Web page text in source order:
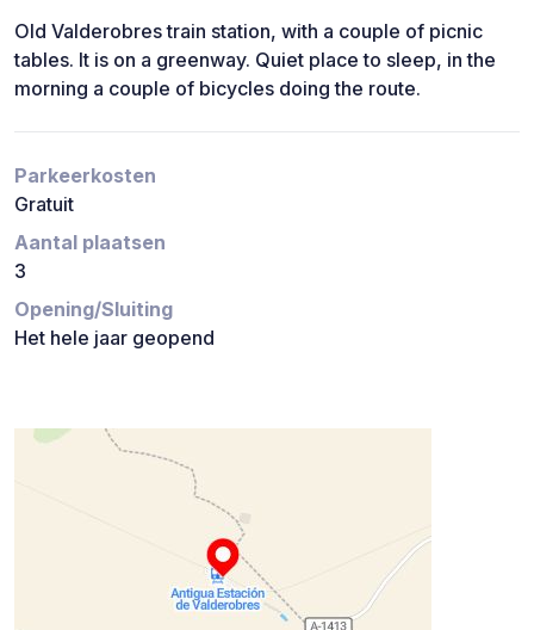
Old Valderobres train station, with a couple of picnic
tables. It is on a greenway. Quiet place to sleep, in the
morning a couple of bicycles doing the route.
Parkeerkosten
Gratuit
Aantal plaatsen
3
Opening/Sluiting
Het hele jaar geopend